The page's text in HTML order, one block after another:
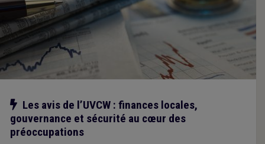
Notre action
Les avis de l’UVCW : finances locales,
gouvernance et sécurité au cœur des
préoccupations